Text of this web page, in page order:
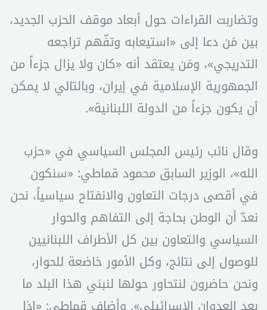
وتضاربت القراءات حول أبعاد موقف الحزب الجديد،
بين مَن دعا إلى «استيعابه وتفّهم تراجعه
التدريجي»، ومَن يعتقد أنه «كان ولا يزال جزءاً من
الجمهورية الإسلامية في إيران، وبالتالي لا يمكن
أن يكون جزءاً من الدولة اللبنانية».
وقال نائب رئيس المجلس السياسي في «حزب
الله»، الوزير السابق محمود قماطي: «سنكون
في أقصى درجات التعاون والانفتاح سياسياً، نحن
نعدّ أن الوطن بحاجة إلى التفاهم والحوار
السياسي والتعاون بين كل الأطراف اللبنانيين
للوصول إلى نتائج، وكل الأمور خاضعة للحوار،
ونحن حاضرون لنتحاور حولها لنبني هذا البلد ما